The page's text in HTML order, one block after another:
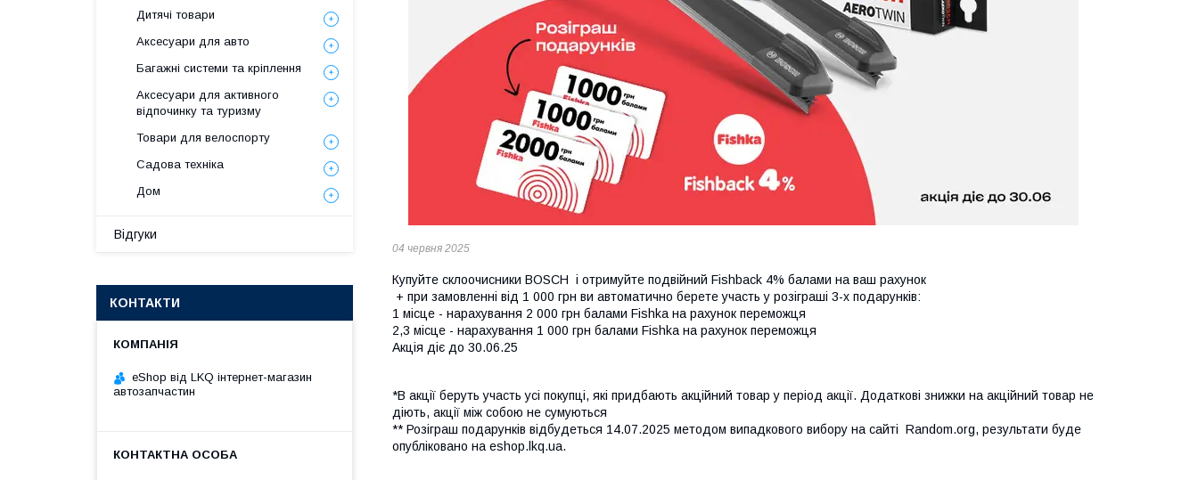
04 червня 2025
Купуйте склоочисники BOSCH і отримуйте подвійний Fishback 4% балами на ваш рахунок
+ при замовленні від 1 000 грн ви автоматично берете участь​ у розіграші 3-х подарунків:
1 місце - нарахування 2 000 грн балами Fishka на рахунок переможця
2,3 місце - нарахування 1 000 грн балами Fishka на рахунок переможця
Акція діє до 30.06.25
*В акції беруть участь усі покупці, які придбають акційний товар у період акції. Додаткові знижки на акційний товар не
діють, акції між собою не сумуються
** Розіграш подарунків відбудеться 14.07.2025 методом випадкового вибору на сайті Random.org, результати буде
опубліковано на eshop.lkq.ua.
Дитячі товари
Аксесуари для авто
Багажні системи та кріплення
Аксесуари для активного
відпочинку та туризму
Товари для велоспорту
Садова техніка
Дом
Відгуки
КОНТАКТИ
eShop від LKQ інтернет-магазин
автозапчастин